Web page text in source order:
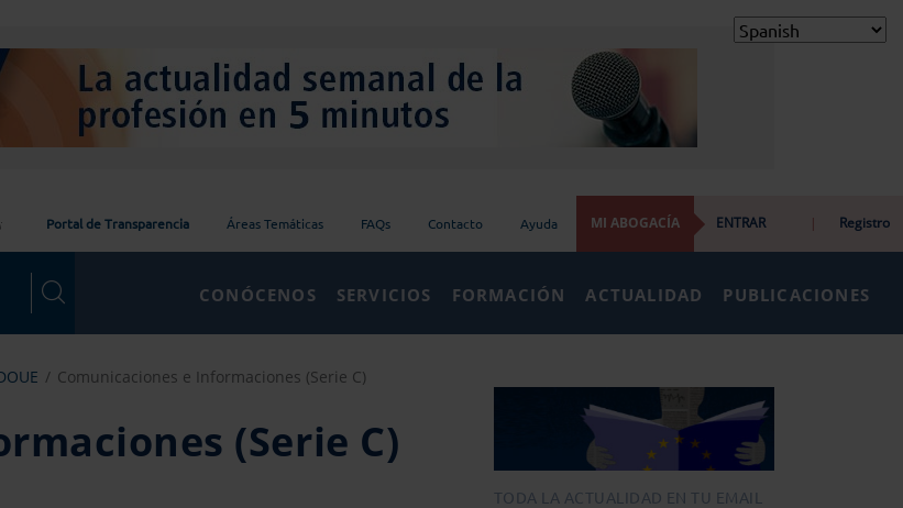
Portal de Transparencia Áreas Temáticas FAQs Contacto Ayuda MI ABOGACÍA ENTRAR | Registro
CONÓCENOS SERVICIOS FORMACIÓN ACTUALIDAD PUBLICACIONES
Comunicaciones e Informaciones (Serie C)
(Serie C)
TODA LA ACTUALIDAD EN TU EMAIL